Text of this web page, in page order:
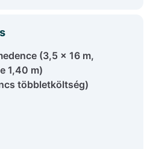
(3,5 x 16 m,
1,40 m)
többletköltség)